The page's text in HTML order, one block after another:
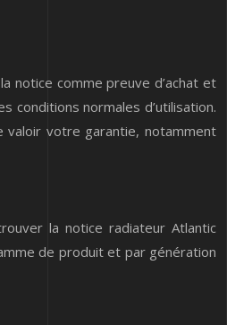
notice comme preuve d’achat et
conditions normales d’utilisation.
valoir votre garantie, notamment
la notice radiateur Atlantic
de produit et par génération